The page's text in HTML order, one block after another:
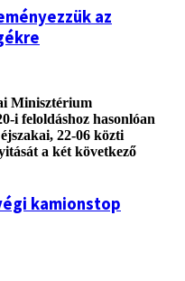
az
Minisztérium
i feloldáshoz hasonlóan
22-06 közti
a két következő
kamionstop